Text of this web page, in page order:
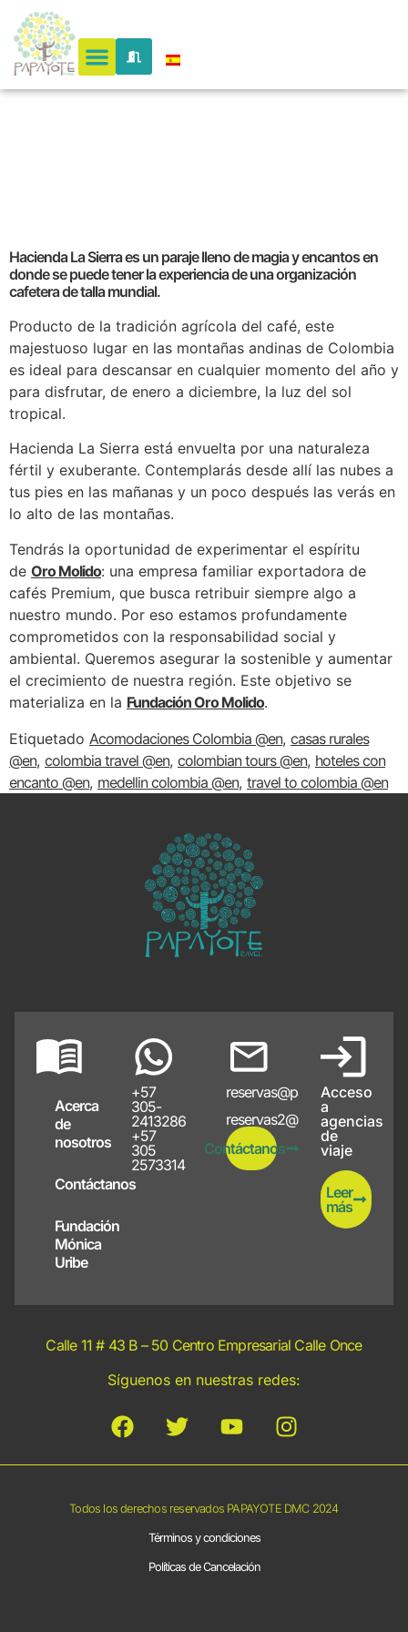
la sierra
Hacienda La Sierra es un paraje lleno de magia y encantos en
donde se puede tener la experiencia de una organización
cafetera de talla mundial.
Producto de la tradición agrícola del café, este
majestuoso lugar en las montañas andinas de Colombia
es ideal para descansar en cualquier momento del año y
para disfrutar, de enero a diciembre, la luz del sol
tropical.
Hacienda La Sierra está envuelta por una naturaleza
fértil y exuberante. Contemplarás desde allí las nubes a
tus pies en las mañanas y un poco después las verás en
lo alto de las montañas.
Tendrás la oportunidad de experimentar el espíritu
de Oro Molido: una empresa familiar exportadora de
cafés Premium, que busca retribuir siempre algo a
nuestro mundo. Por eso estamos profundamente
comprometidos con la responsabilidad social y
ambiental. Queremos asegurar la sostenible y aumentar
el crecimiento de nuestra región. Este objetivo se
materializa en la Fundación Oro Molido.
Etiquetado Acomodaciones Colombia @en, casas rurales
@en, colombia travel @en, colombian tours @en, hoteles con
encanto @en, medellin colombia @en, travel to colombia @en
Acerca
de
nosotros
Contáctanos
Fundación
Mónica
Uribe
+57
305-
2413286
+57
305
2573314
reservas@papayote.com
reservas2@papayote.com
Contáctanos
Acceso
a
agencias
de
viaje
Leer
más
Calle 11 # 43 B – 50 Centro Empresarial Calle Once
Síguenos en nuestras redes:
Todos los derechos reservados PAPAYOTE DMC 2024
Términos y condiciones
Políticas de Cancelación